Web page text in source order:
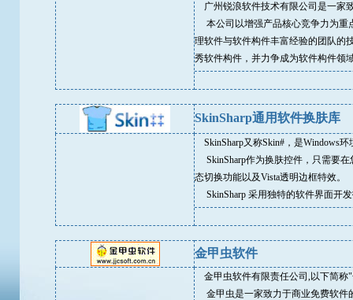
广州锐浪软件技术有限公司是一家
本公司以增强产品核心竞争力为重
理软件与软件构件丰富经验的团队的
秀软件构件，并力争成为软件构件领
SkinSharp通用软件换肤库
SkinSharp又称Skin#，是Windows
SkinSharp作为换肤控件，只需要
态切换功能以及Vista透明边框特效。
SkinSharp 采用独特的软件界面开
金甲虫软件
金甲虫软件有限责任公司,以下简称
金甲虫是一家致力于商业免费软件